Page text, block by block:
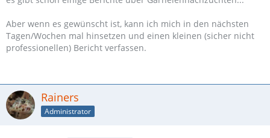
Aber wenn es gewünscht ist, kann ich mich in den nächsten
Tagen/Wochen mal hinsetzen und einen kleinen (sicher nicht
professionellen) Bericht verfassen.
Rainers
Administrator